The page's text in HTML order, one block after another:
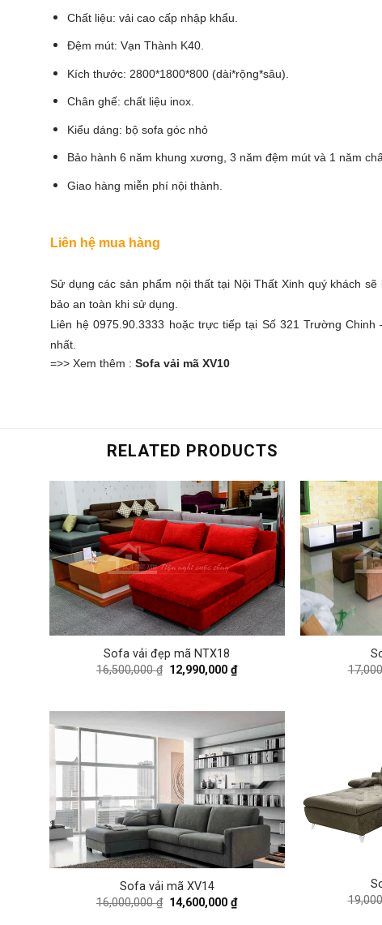
Chất liệu: vải cao cấp nhập khẩu.
Đệm mút: Vạn Thành K40.
Kích thước: 2800*1800*800 (dài*rộng*sâu).
Chân ghế: chất liệu inox.
Kiểu dáng: bộ sofa góc nhỏ
Bảo hành 6 năm khung xương, 3 năm đệm mút và 1 năm
Giao hàng miễn phí nội thành.
Liên hệ mua hàng
Sử dụng cácsản phẩm nội thất tại Nội Thất Xinh quý khách
bảo an toàn khi sử dụng.
Liên hệ 0975.90.3333 hoặc trực tiếp tại Số 321 Trường
nhất.
=>> Xem thêm : Sofa vải mã XV10
RELATED PRODUCTS
Sofa vải đẹp mã NTX18
16,500,000₫ Original
price
12,990,000₫Current
price
Sofa vải mã XV14
16,000,000₫ Original
price
14,600,000₫Current
price